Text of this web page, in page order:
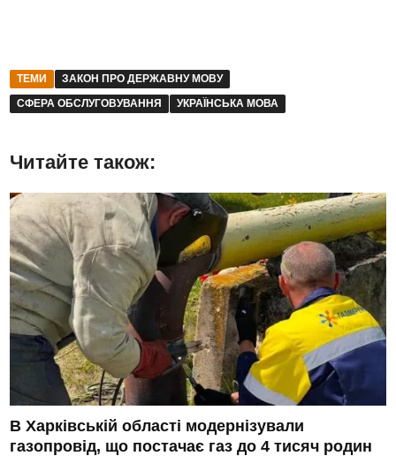
ТЕМИ
ЗАКОН ПРО ДЕРЖАВНУ МОВУ
СФЕРА ОБСЛУГОВУВАННЯ
УКРАЇНСЬКА МОВА
Читайте також:
В Харківській області модернізували
газопровід, що постачає газ до 4 тисяч родин